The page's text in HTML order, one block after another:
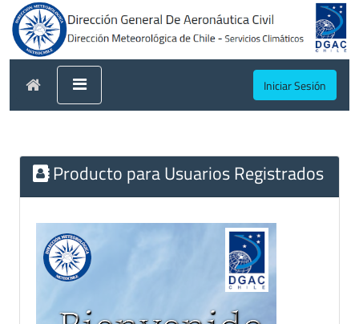
Iniciar Sesión
Producto para Usuarios Registrados